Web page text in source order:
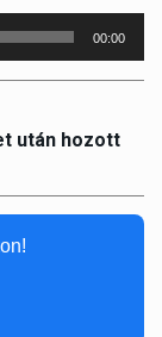
00:00
után hozott